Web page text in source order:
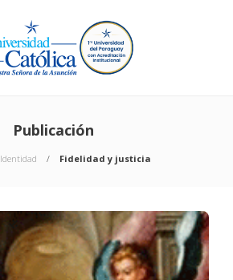
Publicación
Identidad Fidelidad y justicia